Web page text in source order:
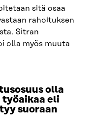
sitä osaa
rahoituksen
Sitran
olla myös muuta
olla
työaikaa eli
suoraan